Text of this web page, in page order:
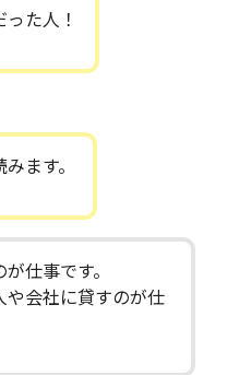
た人！
ます。
仕事です。
や会社に貸すのが仕